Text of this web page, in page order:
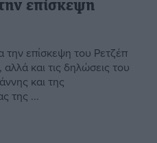
επίσκεψη
την επίσκεψη του Ρετζέπ
και τις δηλώσεις του
και της
της ...